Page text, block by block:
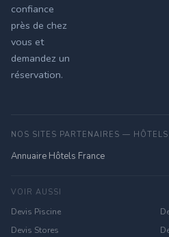
confiance
près de chez
vous et
demandez un
réservation.
NOS SITES PARTENAIRES —
Annuaire Hôtels France
VOIR AUSSI
Devis Piscine
Devis Stores